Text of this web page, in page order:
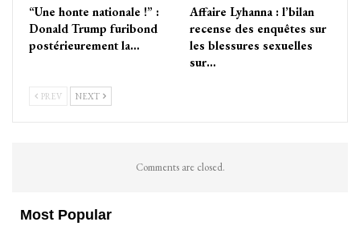
“Une honte nationale !” :
Donald Trump furibond
postérieurement la…
Affaire Lyhanna : l’bilan
recense des enquêtes sur
les blessures sexuelles
sur…
PREV NEXT
Comments are closed.
Most Popular